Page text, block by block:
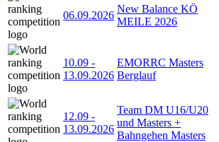
06.09.2026
New Balance KÖ
MEILE 2026
10.09 -
13.09.2026
EMORRC Masters
Berglauf
12.09 -
13.09.2026
Team DM U16/U20
und Masters +
Bahngehen Masters